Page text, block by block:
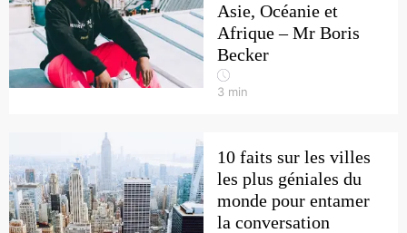
Asie, Océanie et
Afrique – Mr Boris
Becker
3 min
10 faits sur les villes
les plus géniales du
monde pour entamer
la conversation